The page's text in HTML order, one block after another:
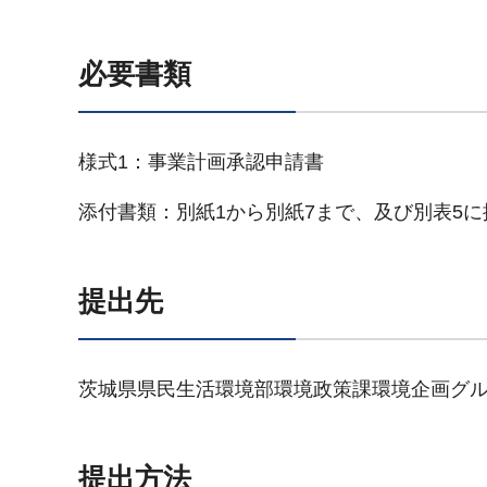
必要書類
様式1：事業計画承認申請書
添付書類：別紙1から別紙7まで、及び別表5
提出先
茨城県県民生活環境部環境政策課環境企画グ
提出方法